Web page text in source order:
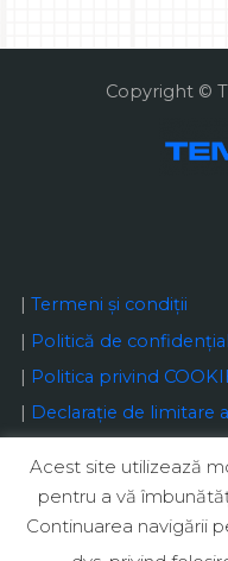
Copyright ©
| Termeni și condiții
| Politică de
| Politica privind
| Declaraţie de limitare
Acest site utilizează
pentru a vă
Continuarea navigării